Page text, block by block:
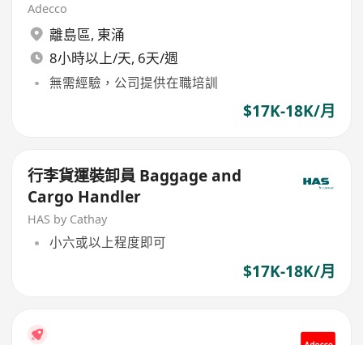
Adecco
離島區, 東涌
8小時以上/天, 6天/週
無需經驗，公司提供在職培訓
$17K-18K/月
行李貨運裝卸員 Baggage and
Cargo Handler
HAS by Cathay
小六或以上程度即可
$17K-18K/月